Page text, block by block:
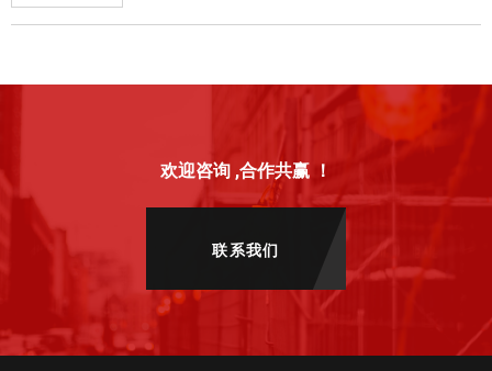
欢迎咨询 ,合作共赢 ！
联系我们